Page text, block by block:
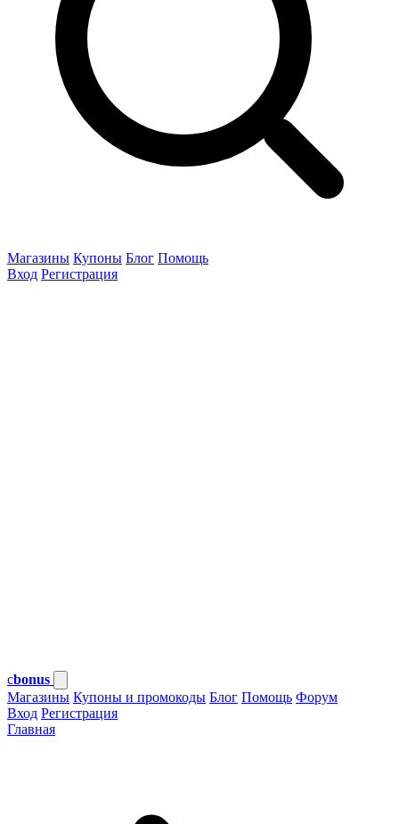
Магазины Купоны Блог Помощь
Вход Регистрация
cbonus
Магазины Купоны и промокоды Блог Помощь Форум
Вход Регистрация
Главная